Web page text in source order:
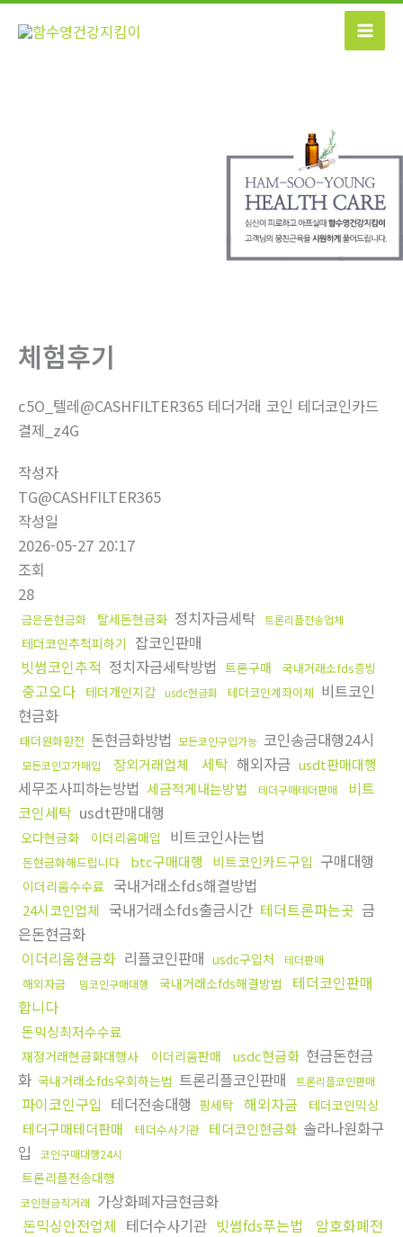
콘
체험후기
c5O_텔레@CASHFILTER365 테더거래 코인 테더코인카드
결제_z4G
작성자
TG@CASHFILTER365
작성일
2026-05-27 20:17
조회
28
금은돈현금화 탈세돈현금화 정치자금세탁 트론리플전송업체
테더코인추척피하기 잡코인판매
빗썸코인추적 정치자금세탁방법 트론구매 국내거래소fds증빙
중고오다 테더개인지갑 usdc현금화 테더코인계좌이체 비트코인
현금화
태더원화환전 돈현금화방법 모든코인구입가능 코인송금대행24시
모든코인고가매입 장외거래업체 세탁 해외자금 usdt판매대행
세무조사피하는방법 세금적게내는방법 테더구매테더판매
비트
코인세탁 usdt판매대행
오다현금화 이더리움매입 비트코인사는법
돈현금화해드립니다 btc구매대행 비트코인카드구입 구매대행
이더리움수수료 국내거래소fds해결방법
24시코인업체 국내거래소fds출금시간 테더트론파는곳 금
은돈현금화
이더리움현금화 리플코인판매 usdc구입처 테더판매
해외자금 밈코인구매대행 국내거래소fds해결방법
테더코인판매
합니다
돈믹싱최저수수료
재정거래현금화대행사 이더리움판매 usdc현금화 현금돈현금
화 국내거래소fds우회하는법 트론리플코인판매 트론리플코인판매
파이코인구입 테더전송대행 핑세탁 해외자금 테더코인믹싱
테더구매테더판매 테더수사기관 테더코인현금화 솔라나원화구
입
코인구매대행24시
트론리플전송대행
코인현금직거래 가상화폐자금현금화
돈믹싱안전업체 테더수사기관 빗썸fds푸는법
암호화폐전